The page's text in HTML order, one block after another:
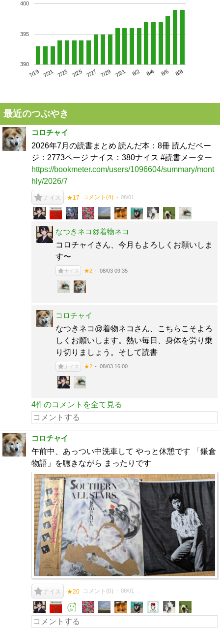
7/19 7/21 7/23 7/25 7/27 7/29 7/31 8/2 8/4 8/6 8/8
390
395
400
最近のつぶやき
コロチャイ
2026年7月の読書まとめ 読んだ本：8冊 読んだペー
ジ：2773ページ ナイス：380ナイス #読書メーター
https://bookmeter.com/users/1096604/summary/mont
hly/2026/7
ナイス ★17 コメント(4) 08/01
なつきネコ@着物ネコ
コロチャイさん、今月もよろしくお願いしま
す〜
ナイス ★2 08/03 09:35
コロチャイ
なつきネコ@着物ネコさん、こちらこそよろ
しくお願いします。熱い毎日、身体を労り乗
り切りましょう。そして読書
ナイス ★2 08/03 16:00
4件のコメントを全て見る
コロチャイ
午前中、あっつい中洗車して やっと休憩です 「鎌倉
物語」を聴きながら まったりです
ナイス ★20 コメント(0) 08/01